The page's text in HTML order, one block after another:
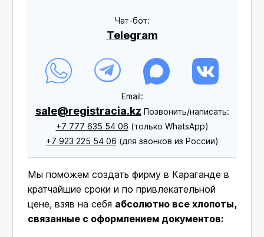
Чат-бот:
Telegram
Еmail:
sale@registracia.kz Позвонить/написать:
+7 777 635 54 06 (только WhatsApp)
+7 923 225 54 06 (для звонков из России)
Мы поможем создать фирму в Караганде в
кратчайшие сроки и по привлекательной
цене, взяв на себя абсолютно все хлопоты,
связанные с оформлением документов: